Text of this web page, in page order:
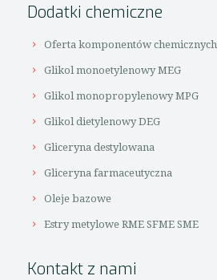
Dodatki chemiczne
Oferta komponentów chemicznych
Glikol monoetylenowy MEG
Glikol monopropylenowy MPG
Glikol dietylenowy DEG
Gliceryna destylowana
Gliceryna farmaceutyczna
Oleje bazowe
Estry metylowe RME SFME SME
Kontakt z nami